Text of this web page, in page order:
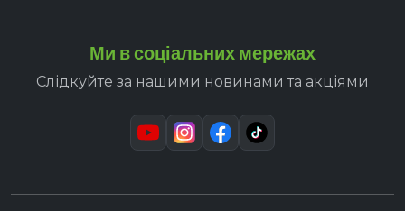
Ми в соціальних мережах
Слідкуйте за нашими новинами та акціями